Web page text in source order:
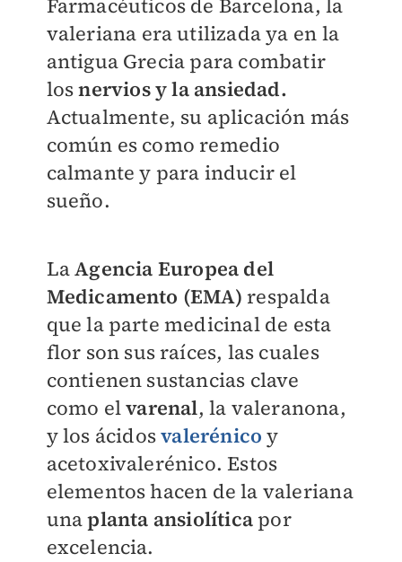
Farmacéuticos de Barcelona, la
valeriana era utilizada ya en la
antigua Grecia para combatir
losnervios y la ansiedad.
Actualmente, su aplicación más
común es como remedio
calmante y para inducir el
sueño.
LaAgencia Europea del
Medicamento (EMA) respalda
que la parte medicinal de esta
flor son sus raíces, las cuales
contienen sustancias clave
como elvarenal, la valeranona,
y los ácidosvalerénico y
acetoxivalerénico. Estos
elementos hacen de la valeriana
unaplanta ansiolíticapor
excelencia.